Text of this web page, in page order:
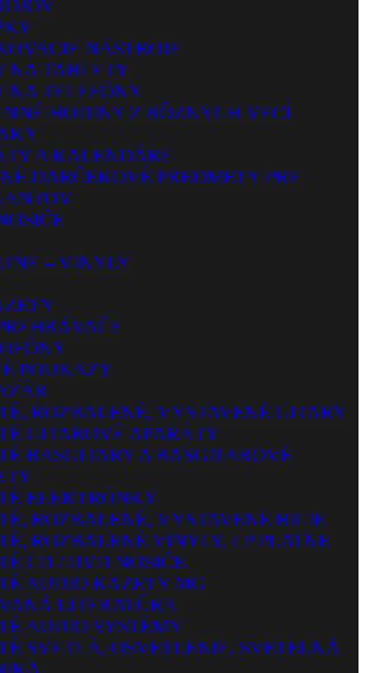
NÁSTROJE
NA TABLETY
NA TELEFÓNY
HODINY Z RÔZNYCH VECÍ
A KALENDÁRE
DARČEKOVÉ PREDMETY PRE
– VINYLY
POUKAZY
ROZBALENÉ, VYSTAVENÉ GITARY
GITAROVÉ APARÁTY
BASGITARY A BASGITAROVÉ
ELEKTRÓNKY
ROZBALENÉ, VYSTAVENÉ BICIE
ROZBALENÉ VINYLY, LP PLATNE
CD / DVD NOSIČE
AUDIO KAZETY MG
LITERATÚRA
AUDIO SYSTÉMY
SVETLÁ, OSVETLENIE, SVETELNÁ